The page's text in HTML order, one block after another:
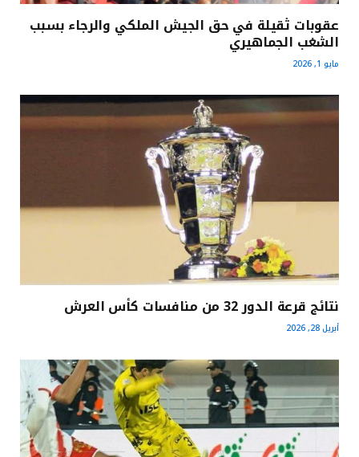
عقوبات ثقيلة في حق الجيش الملكي والرجاء بسبب
الشغب الجماهيري
مايو 1, 2026
نتائج قرعة الدور 32 من منافسات كأس العرش
أبريل 28, 2026